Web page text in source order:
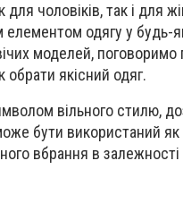
чоловіків, так і для
елементом одягу у будь-
моделей, поговоримо
обрати якісний одяг.
вільного стилю,
бути використаний як
вбрання в залежності